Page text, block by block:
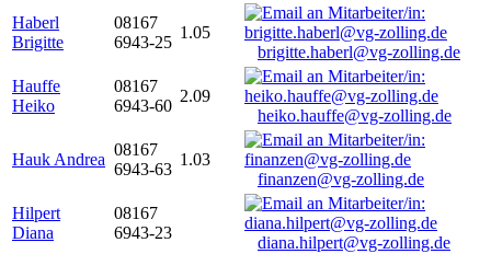
Haberl
Brigitte
08167
6943-25
1.05
brigitte.haberl@vg-zolling.de
Hauffe
Heiko
08167
6943-60
2.09
heiko.hauffe@vg-zolling.de
Hauk Andrea
08167
6943-63
1.03
finanzen@vg-zolling.de
Hilpert
Diana
08167
6943-23
diana.hilpert@vg-zolling.de